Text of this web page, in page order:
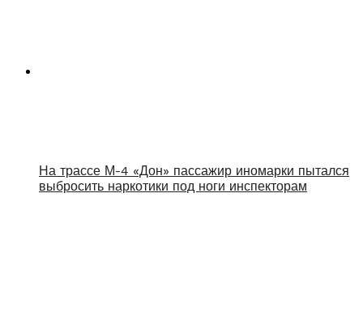
На трассе М-4 «Дон» пассажир иномарки пытался
выбросить наркотики под ноги инспекторам